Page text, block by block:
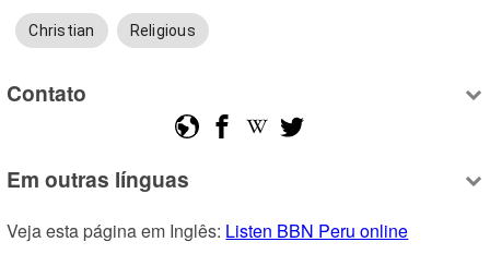
Christian Religious
Contato
Em outras línguas
Veja esta página em Inglês: Listen BBN Peru online